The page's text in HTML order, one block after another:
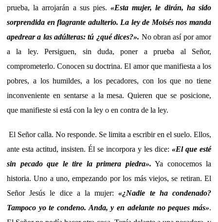
prueba, la arrojarán a sus pies.«Esta mujer, le dirán, ha sido
sorprendida en flagrante adulterio. La ley de Moisés nos manda
apedrear a las adúlteras: tú ¿qué dices?». No obran así por amor
a la ley. Persiguen, sin duda, poner a prueba al Señor,
comprometerlo. Conocen su doctrina. El amor que manifiesta a los
pobres, a los humildes, a los pecadores, con los que no tiene
inconveniente en sentarse a la mesa. Quieren que se posicione,
que manifieste si está con la ley o en contra de la ley.
El Señor calla. No responde. Se limita a escribir en el suelo. Ellos,
ante esta actitud, insisten. Él se incorpora y les dice: «El que esté
sin pecado que le tire la primera piedra». Ya conocemos la
historia. Uno a uno, empezando por los más viejos, se retiran. El
Señor Jesús le dice a la mujer:«¿Nadie te ha condenado?
Tampoco yo te condeno. Anda, y en adelante no peques más».